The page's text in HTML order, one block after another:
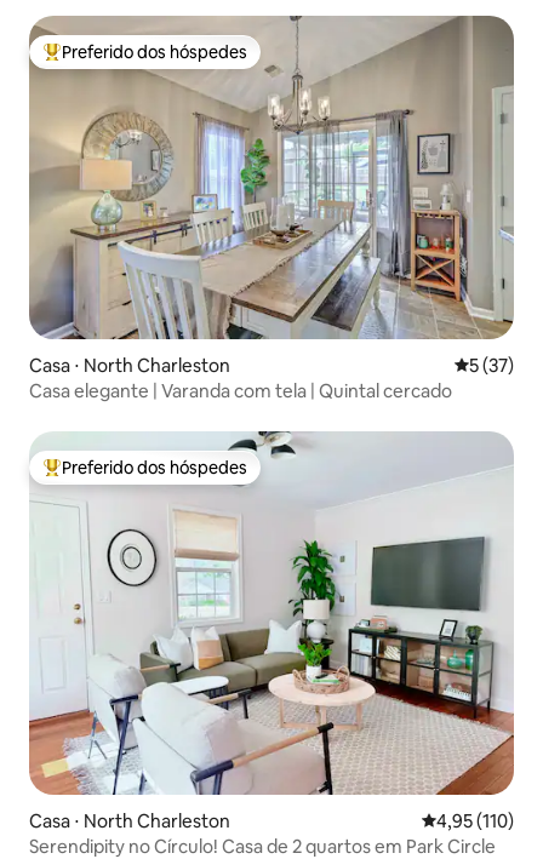
Entre os melhores preferidos dos hóspedes
Preferido dos hóspedes
Casa ⋅ North Charleston 5 de uma
5 (37)
Casa elegante | Varanda com tela | Quintal cercado
Entre os melhores preferidos dos hóspedes
Preferido dos hóspedes
Casa ⋅ North Charleston 4,95 de uma
4,95 (110)
Serendipity no Círculo! Casa de 2 quartos em Park Circle